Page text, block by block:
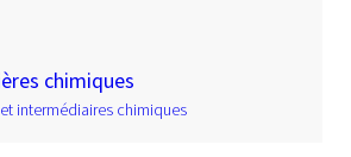
chimiques
intermédiaires chimiques